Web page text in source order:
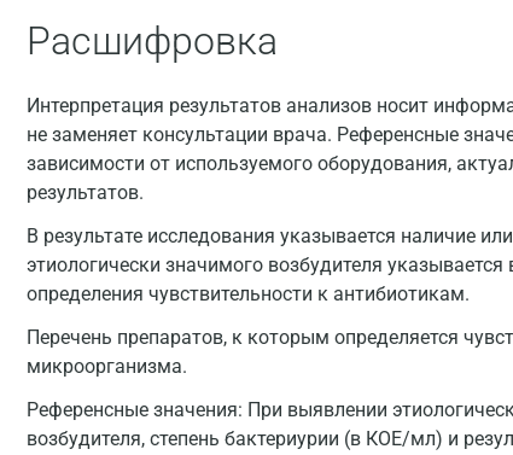
Расшифровка
Интерпретация результатов анализов носит
не заменяет консультации врача. Референсные
зависимости от используемого оборудования,
результатов.
В результате исследования указывается наличие
этиологически значимого возбудителя
определения чувствительности к антибиотикам.
Перечень препаратов, к которым определяется
микроорганизма.
Референсные значения: При выявлении
возбудителя, степень бактериурии (в КОЕ/мл) и